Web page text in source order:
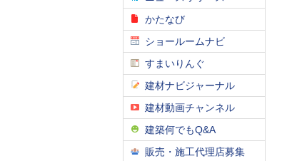
かたなび
ショールームナビ
すまいりんぐ
建材ナビジャーナル
建材動画チャンネル
建築何でもQ&A
販売・施工代理店募集